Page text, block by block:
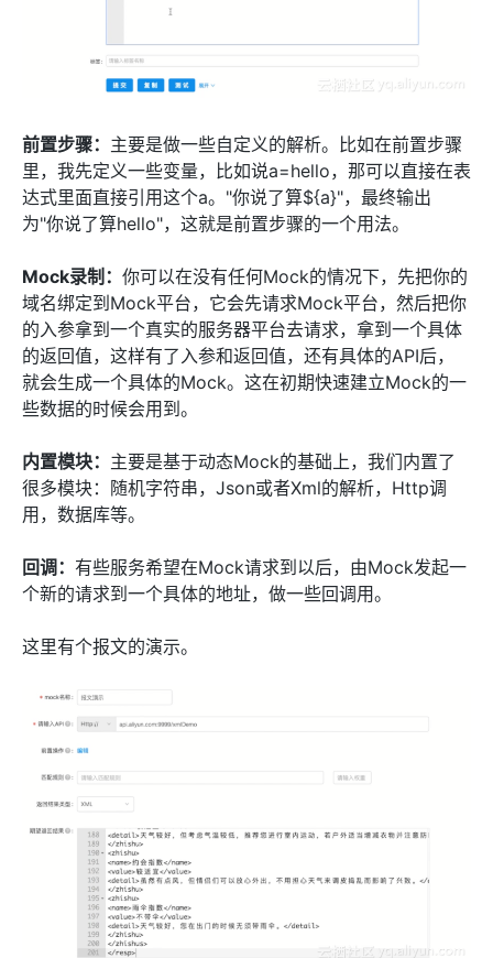
前置步骤： 主要是做一些自定义的解析。比如在前置步骤
里，我先定义一些变量，比如说a=hello，那可以直接在表
达式里面直接引用这个a。"你说了算${a}"，最终输出
为"你说了算hello"，这就是前置步骤的一个用法。
Mock录制： 你可以在没有任何Mock的情况下，先把你的
域名绑定到Mock平台，它会先请求Mock平台，然后把你
的入参拿到一个真实的服务器平台去请求，拿到一个具体
的返回值，这样有了入参和返回值，还有具体的API后，
就会生成一个具体的Mock。这在初期快速建立Mock的一
些数据的时候会用到。
内置模块： 主要是基于动态Mock的基础上，我们内置了
很多模块：随机字符串，Json或者Xml的解析，Http调
用，数据库等。
回调： 有些服务希望在Mock请求到以后，由Mock发起一
个新的请求到一个具体的地址，做一些回调用。
这里有个报文的演示。